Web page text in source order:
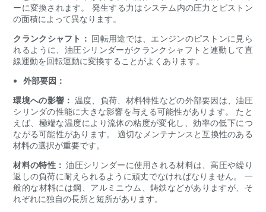
ーに変換されます。 発生する力はシステム内の圧力とピストン
の面積によって異なります。
クランクシャフト： 回転用途では、エンジンのピストンに見ら
れるように、油圧シリンダーがクランクシャフトと連動して直
線運動を回転運動に変換することがよくあります。
外部要因：
環境への影響： 温度、負荷、材料特性などの外部要因は、油圧
シリンダの性能に大きな影響を与える可能性があります。 たと
えば、極端な温度により流体の粘度が変化し、効率の低下につ
ながる可能性があります。 適切なメンテナンスと互換性のある
材料の選択が重要です。
材料の特性：油圧シリンダーに使用される材料は、高圧や繰り
返しの負荷に耐えられるように頑丈でなければなりません。 一
般的な材料には鋼、アルミニウム、鋳鉄などがありますが、そ
れぞれに独自の長所と短所があります。